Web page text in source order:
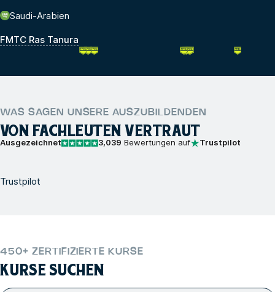
Saudi-Arabien
FMTC Ras Tanura
WAS SAGEN UNSERE AUSZUBILDENDEN
VON FACHLEUTEN VERTRAUT
Ausgezeichnet 3,039 Bewertungen auf Trustpilot
Trustpilot
450+ ZERTIFIZIERTE KURSE
KURSE SUCHEN